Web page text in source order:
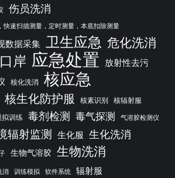
伤员洗消
快速扫描测量，定时测量，本底扣除测量
数据采集 卫生应急 危化洗消
口岸 应急处置
放射性去污
核化洗消 核应急
核生化防护服 核素识别 核辐射服
拟训练 毒剂检测 毒气探测 气溶胶检测仪
辐射监测 生化服 生化洗消
生物气溶胶 生物洗消
消 训练模拟 软件系统 辐射服